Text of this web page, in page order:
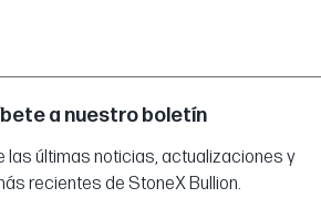
a nuestro boletín
las últimas noticias, actualizaciones y
recientes de StoneX Bullion.